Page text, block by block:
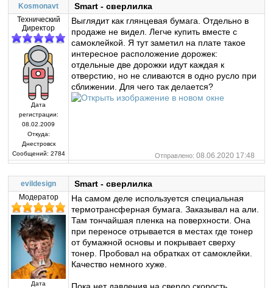
Kosmonavt Smart - сверлилка
Технический
Директор
Дата
регистрации:
08.02.2009
Откуда:
Днестровск
Сообщений: 2784
Выглядит как глянцевая бумага. Отдельно в
продаже не видел. Легче купить вместе с
самоклейкой. Я тут заметил на плате такое
интересное расположение дорожек:
отдельные две дорожки идут каждая к
отверстию, но не сливаются в одно русло при
сближении. Для чего так делается?
Отправлено: 08.06.2020 17:48
evildesign Smart - сверлилка
Модератор
Дата
На самом деле используется специальная
термотрансферная бумага. Заказывал на али.
Там тончайшая пленка на поверхности. Она
при переносе отрывается в местах где тонер
от бумажной основы и покрывает сверху
тонер. Пробовал на обратках от самоклейки.
Качество немного хуже.